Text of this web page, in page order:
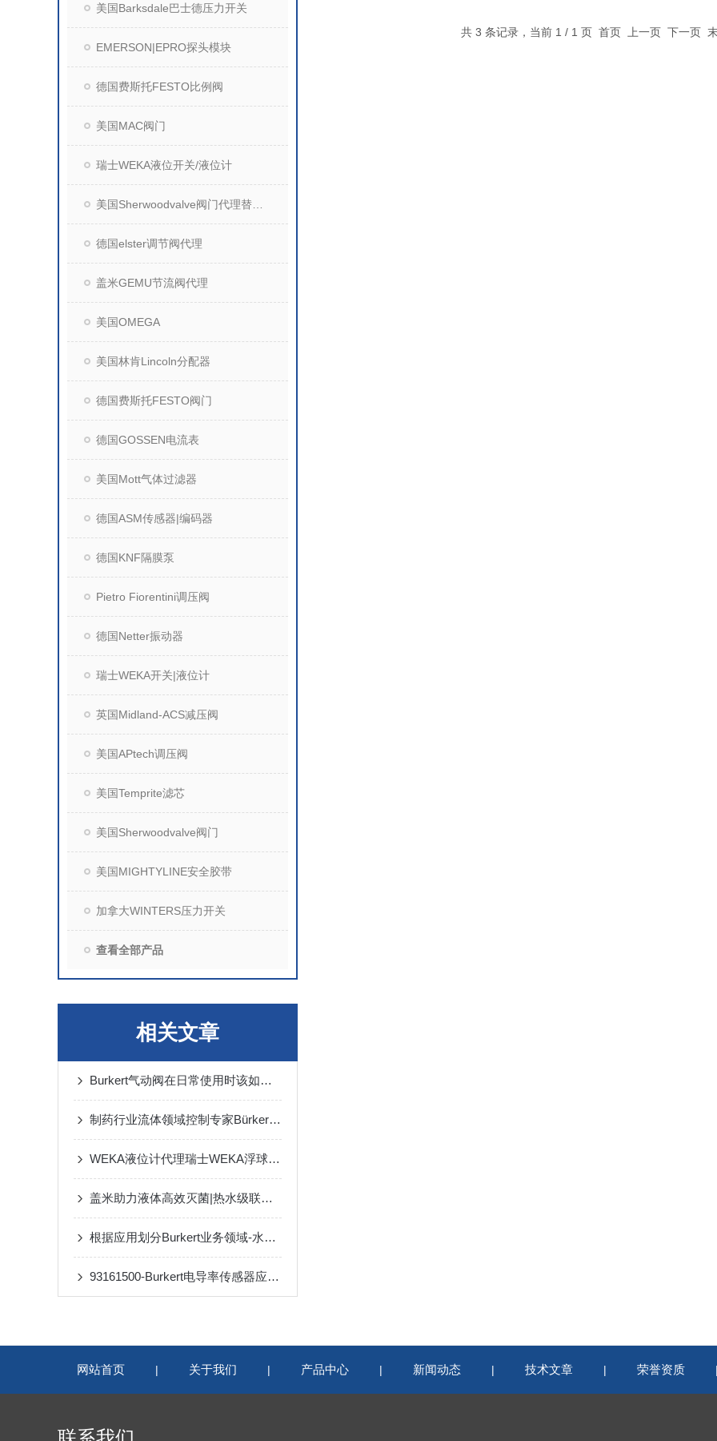
美国Barksdale巴士德压力开关
EMERSON|EPRO探头模块
德国费斯托FESTO比例阀
美国MAC阀门
瑞士WEKA液位开关/液位计
德国elster调节阀代理
盖米GEMU节流阀代理
美国OMEGA
美国林肯Lincoln分配器
德国费斯托FESTO阀门
德国GOSSEN电流表
美国Mott气体过滤器
德国ASM传感器|编码器
德国KNF隔膜泵
Pietro Fiorentini调压阀
德国Netter振动器
瑞士WEKA开关|液位计
英国Midland-ACS减压阀
美国APtech调压阀
美国Temprite滤芯
美国Sherwoodvalve阀门
美国MIGHTYLINE安全胶带
加拿大WINTERS压力开关
查看全部产品
相关文章
Burkert气动阀在日常使用时该如何进行维护呢？
制药行业流体领域控制专家Bürkert参加2020注射剂工业大会
WEKA液位计代理瑞士WEKA浮球液位计故障及解决方法
盖米助力液体高效灭菌|热水级联系统的GEMU阀门应用
根据应用划分Burkert业务领域-水处理、气体控制、卫生级过程
93161500-Burkert电导率传感器应用原理及使用方法
共 3 条记录，当前 1 / 1 页 首页 上一页 下一页
网站首页 | 关于我们 | 产品中心 | 新闻动态 | 技术文章 | 荣誉资质